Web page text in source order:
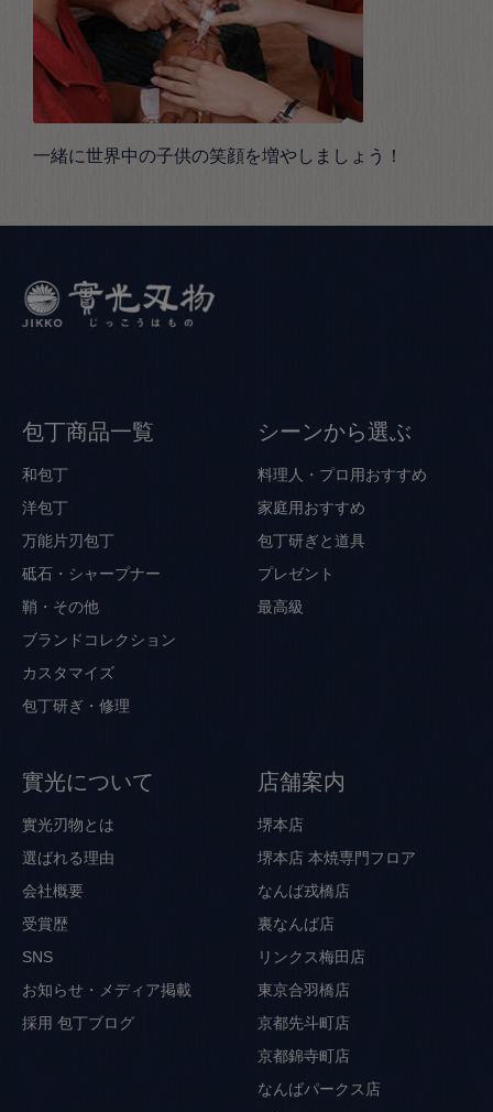
一緒に世界中の子供の笑顔を増やしましょう！
包丁商品一覧
和包丁
洋包丁
万能片刃包丁
砥石・シャープナー
鞘・その他
ブランドコレクション
カスタマイズ
包丁研ぎ・修理
シーンから選ぶ
料理人・プロ用おすすめ
家庭用おすすめ
包丁研ぎと道具
プレゼント
最高級
實光について
實光刃物とは
選ばれる理由
会社概要
受賞歴
SNS
お知らせ・メディア掲載
採用 包丁ブログ
店舗案内
堺本店
堺本店 本焼専門フロア
なんば戎橋店
裏なんば店
リンクス梅田店
東京合羽橋店
京都先斗町店
京都錦寺町店
なんばパークス店